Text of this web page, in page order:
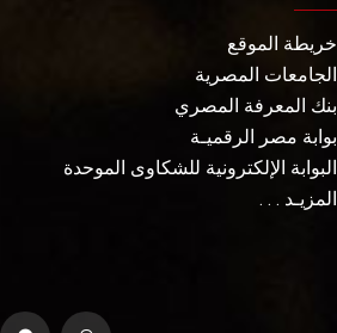
خريطة الموقع
الجامعات المصرية
بنك المعرفة المصري
بوابة مصر الرقميـة
البوابة الإلكترونية للشكاوى الموحدة
المزيـد . . .